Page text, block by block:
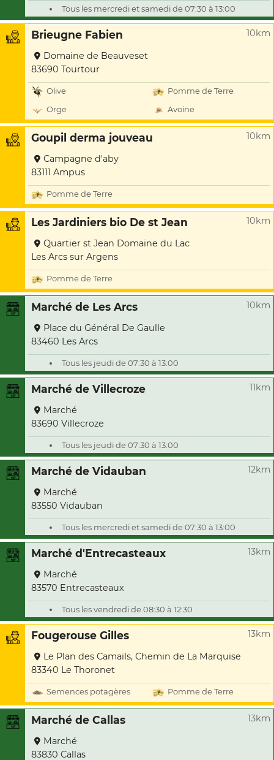
Tous les mercredi et samedi de 07:30 à 13:00
Brieugne Fabien 10km
Domaine de Beauveset
83690 Tourtour
Olive
Pomme de Terre
Orge
Avoine
Goupil derma jouveau 10km
Campagne d'aby
83111 Ampus
Pomme de Terre
Les Jardiniers bio De st Jean 10km
Quartier st Jean Domaine du Lac
Les Arcs sur Argens
Pomme de Terre
Marché de Les Arcs 10km
Place du Général De Gaulle
83460 Les Arcs
Tous les jeudi de 07:30 à 13:00
Marché de Villecroze 11km
Marché
83690 Villecroze
Tous les jeudi de 07:30 à 13:00
Marché de Vidauban 12km
Marché
83550 Vidauban
Tous les mercredi et samedi de 07:30 à 13:00
Marché d'Entrecasteaux 13km
Marché
83570 Entrecasteaux
Tous les vendredi de 08:30 à 12:30
Fougerouse Gilles 13km
Le Plan des Camails, Chemin de La Marquise
83340 Le Thoronet
Semences potagères Pomme de Terre
Marché de Callas 13km
Marché
83830 Callas